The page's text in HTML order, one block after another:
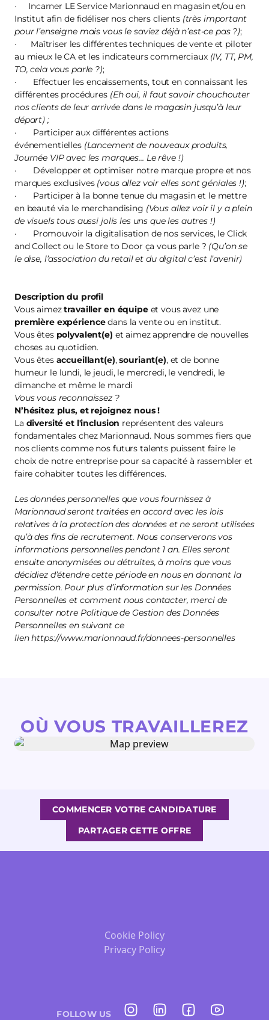
· Incarner LE Service Marionnaud en magasin et/ou en
Institut afin de fidéliser nos chers clients (très important
pour l’enseigne mais vous le saviez déjà n’est-ce pas ?);
· Maîtriser les différentes techniques de vente et piloter
au mieux le CA et les indicateurs commerciaux (IV, TT, PM,
TO, cela vous parle ?);
· Effectuer les encaissements, tout en connaissant les
différentes procédures (Eh oui, il faut savoir chouchouter
nos clients de leur arrivée dans le magasin jusqu’à leur
départ) ;
· Participer aux différentes actions
événementielles (Lancement de nouveaux produits,
Journée VIP avec les marques… Le rêve !)
· Développer et optimiser notre marque propre et nos
marques exclusives (vous allez voir elles sont géniales !);
· Participer à la bonne tenue du magasin et le mettre
en beauté via le merchandising (Vous allez voir il y a plein
de visuels tous aussi jolis les uns que les autres !)
· Promouvoir la digitalisation de nos services, le Click
and Collect ou le Store to Door ça vous parle ? (Qu’on se
le dise, l’association du retail et du digital c’est l’avenir)
Description du profil
Vous aimeztravailler en équipe et vous avez une
première expériencedans la vente ou en institut.
Vous êtes polyvalent(e) et aimez apprendre de nouvelles
choses au quotidien.
Vous êtes accueillant(e),souriant(e), et de bonne
humeur le lundi, le jeudi, le mercredi, le vendredi, le
dimanche et même le mardi
Vous vous reconnaissez ?
N’hésitez plus, et rejoignez nous!
La diversité et l'inclusion représentent des valeurs
fondamentales chez Marionnaud. Nous sommes fiers que
nos clients comme nos futurs talents puissent faire le
choix de notre entreprise pour sa capacité à rassembler et
faire cohabiter toutes les différences.
Les données personnelles que vous fournissez à
Marionnaud seront traitées en accord avec les lois
relatives à la protection des données et ne seront utilisées
qu’à des fins de recrutement. Nous conserverons vos
informations personnelles pendant 1 an. Elles seront
ensuite anonymisées ou détruites, à moins que vous
décidiez d’étendre cette période en nous en donnant la
permission. Pour plus d’information sur les Données
Personnelles et comment nous contacter, merci de
consulter notre Politique de Gestion des Données
Personnelles en suivant ce
lien https://www.marionnaud.fr/donnees-personnelles
OÙ VOUS TRAVAILLEREZ
COMMENCER VOTRE CANDIDATURE
PARTAGER CETTE OFFRE
Cookie Policy
Privacy Policy
FOLLOW US